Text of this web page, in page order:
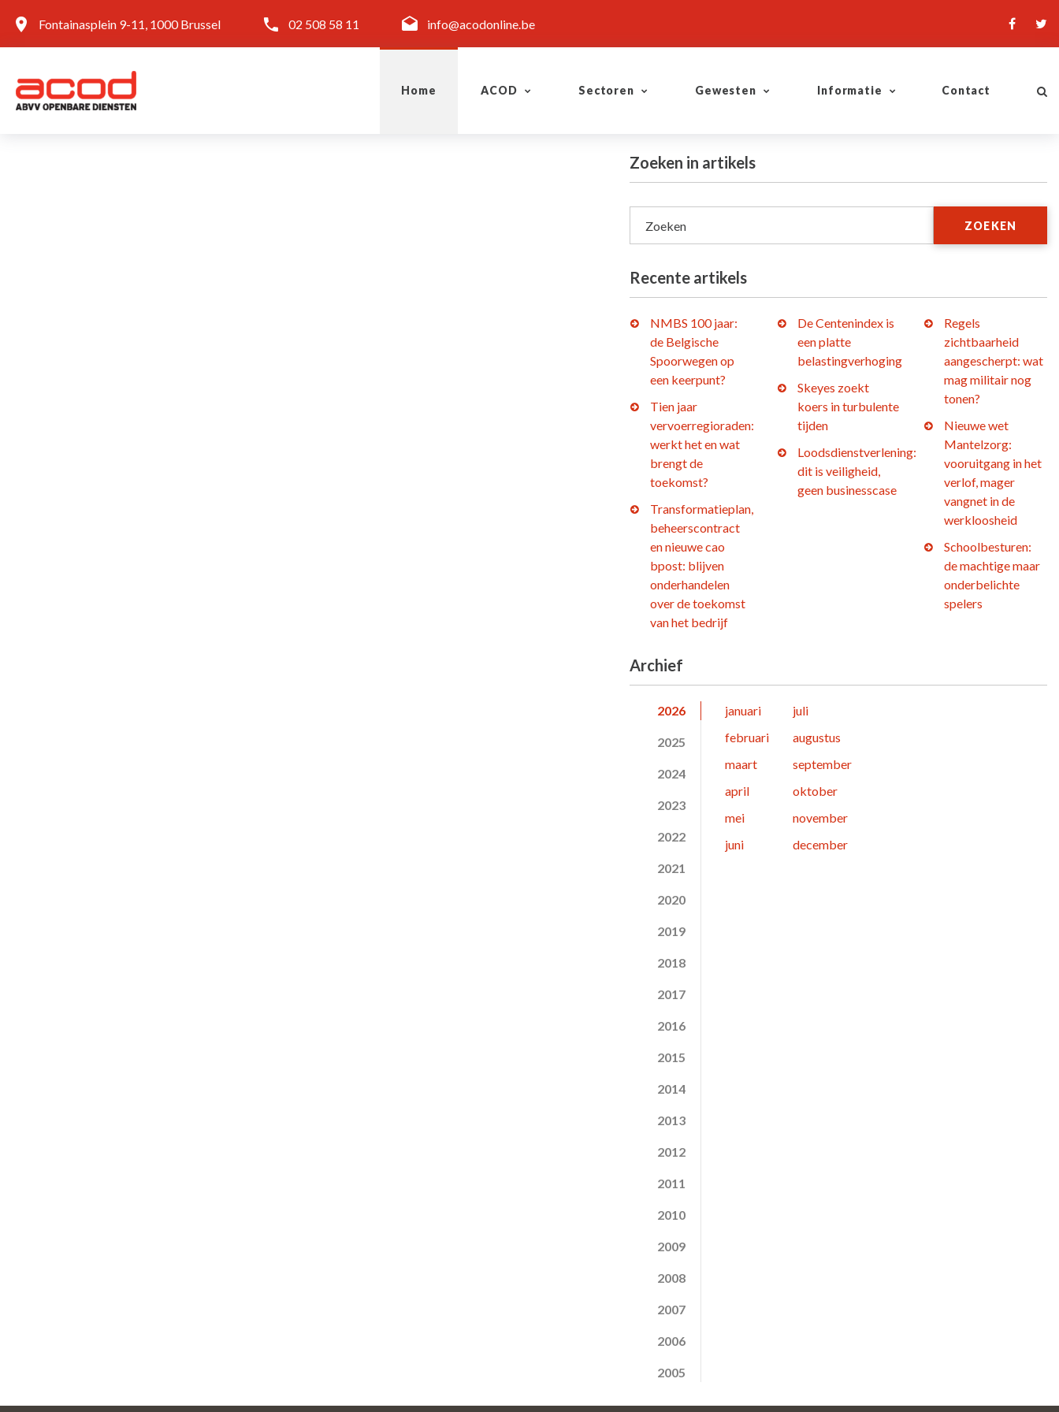
Fontainasplein 9-11, 1000 Brussel 02 508 58 11 info@acodonline.be
Home ACOD Sectoren Gewesten Informatie Contact
Zoeken in artikels
Zoeken ZOEKEN
Recente artikels
NMBS 100 jaar:
de Belgische
Spoorwegen op
een keerpunt?
Tien jaar
vervoerregioraden:
werkt het en wat
brengt de
toekomst?
Transformatieplan,
beheerscontract
en nieuwe cao
bpost: blijven
onderhandelen
over de toekomst
van het bedrijf
De Centenindex is
een platte
belastingverhoging
Skeyes zoekt
koers in turbulente
tijden
Loodsdienstverlening:
dit is veiligheid,
geen businesscase
Regels
zichtbaarheid
aangescherpt: wat
mag militair nog
tonen?
Nieuwe wet
Mantelzorg:
vooruitgang in het
verlof, mager
vangnet in de
werkloosheid
Schoolbesturen:
de machtige maar
onderbelichte
spelers
Archief
2026
2025
2024
2023
2022
2021
2020
2019
2018
2017
2016
2015
2014
2013
2012
2011
2010
2009
2008
2007
2006
2005
januari
februari
maart
april
mei
juni
juli
augustus
september
oktober
november
december